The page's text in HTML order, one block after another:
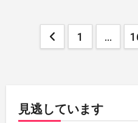
ペ
1 …
見逃しています